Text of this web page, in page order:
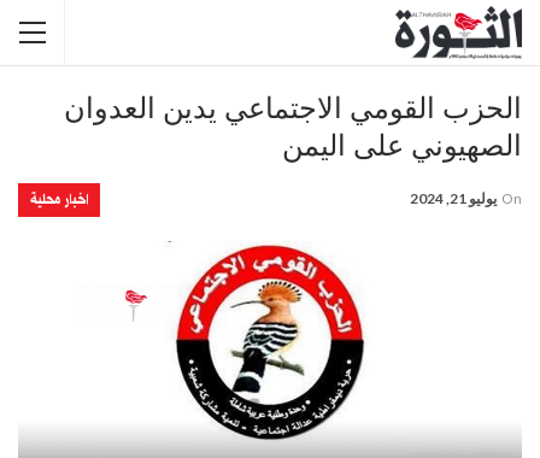
الحزب القومي الاجتماعي يدين العدوان
الصهيوني على اليمن
اخبار محلية On يوليو 21, 2024